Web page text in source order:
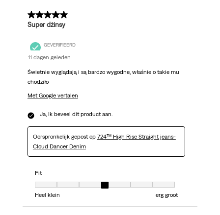
5 van 5 sterren.
Super dżinsy
GEVERIFIEERD
11 dagen geleden
Świetnie wyglądają i są bardzo wygodne, właśnie o takie mu
chodziło
Met Google vertalen
Ja, Ik beveel dit product aan.
Oorspronkelijk gepost op 724™ High Rise Straight jeans-
Cloud Dancer Denim
Fit
Fit, 4 van 7, waarbij 1 gelijk is aan Heel klein en 7 gelijk is aan erg groot
Heel klein
erg groot